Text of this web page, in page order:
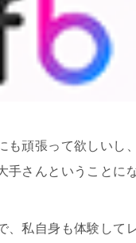
も頑張って欲しいし
さんということに
、私自身も体験して